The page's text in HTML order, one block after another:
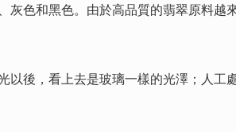
灰色和黑色。由於高品質的翡翠原料
後，看上去是玻璃一樣的光澤；人工